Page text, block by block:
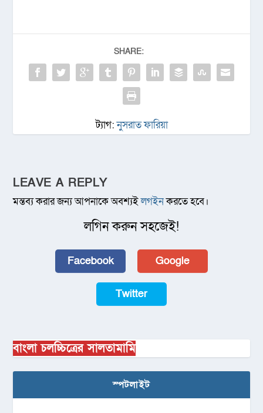
SHARE:
ট্যাগ:নুসরাত ফারিয়া
LEAVE A REPLY
মন্তব্য করার জন্য আপনাকে অবশ্যইলগইনকরতে হবে।
লগিন করুন সহজেই!
Facebook Google
Twitter
বাংলা চলচ্চিত্রের সালতামামি
স্পটলাইট